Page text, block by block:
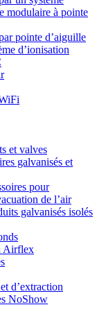
modulaire à pointe
pointe d’aiguille
d’ionisation
et valves
galvanisés et
pour
de l’air
galvanisés isolés
Airflex
d’extraction
NoShow